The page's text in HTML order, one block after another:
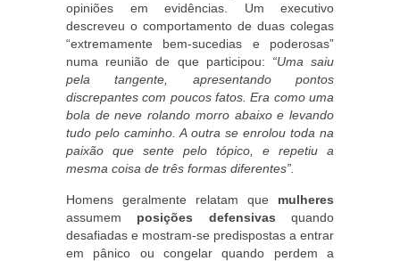
opiniões em evidências. Um executivo
descreveu o comportamento de duas colegas
“extremamente bem-sucedias e poderosas”
numa reunião de que participou: “Uma saiu
pela tangente, apresentando pontos
discrepantes com poucos fatos. Era como uma
bola de neve rolando morro abaixo e levando
tudo pelo caminho. A outra se enrolou toda na
paixão que sente pelo tópico, e repetiu a
mesma coisa de três formas diferentes”.
Homens geralmente relatam que mulheres
assumem posições defensivas quando
desafiadas e mostram-se predispostas a entrar
em pânico ou congelar quando perdem a